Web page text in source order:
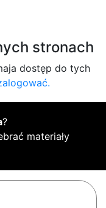
stronach
dostęp do tych
?
materiały